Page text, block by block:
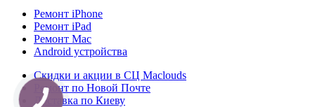
Ремонт iPhone
Ремонт iPad
Ремонт Mac
Android устройства
Скидки и акции в СЦ Maclouds
Ремонт по Новой Почте
Доставка по Киеву